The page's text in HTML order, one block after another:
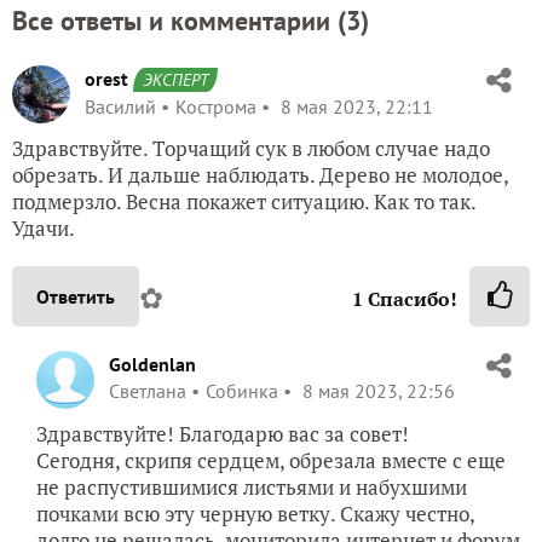
Все ответы и комментарии (3)
orest ЭКСПЕРТ
Василий Кострома 8 мая 2023, 22:11
Здравствуйте. Торчащий сук в любом случае надо
обрезать. И дальше наблюдать. Дерево не молодое,
подмерзло. Весна покажет ситуацию. Как то так.
Удачи.
Ответить ✿ 1 Спасибо!
Goldenlan
Светлана
Собинка 8 мая 2023, 22:56
Здравствуйте! Благодарю вас за совет!
Сегодня, скрипя сердцем, обрезала вместе с еще
не распустившимися листьями и набухшими
почками всю эту черную ветку. Скажу честно,